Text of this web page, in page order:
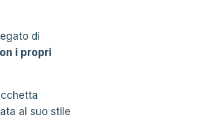
di
i propri
al suo stile